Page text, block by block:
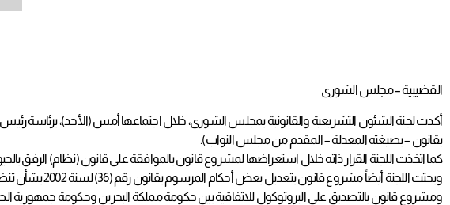
القضيبية – مجلس الشورى
أكدت لجنة الشئون التشريعية والقانونية بمجلس الشورى، خلال اجتماعها أمس (الأحد)، برئاسة
بقانون – بصيغته المعدلة – المقدم من مجلس النواب).
كما اتخذت اللجنة القرار ذاته خلال استعراضها لمشروع قانون بالموافقة على قانون (نظام) الرفق بالحيوان
وبحثت اللجنة
ومشروع قانون بالتصديق على البروتوكول للاتفاقية بين حكومة مملكة البحرين وحكومة جمهورية